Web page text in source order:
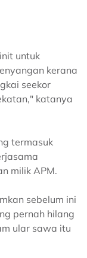
untuk
kerana
seekor
katanya
termasuk
milik APM.
sebelum ini
pernah hilang
ular sawa itu